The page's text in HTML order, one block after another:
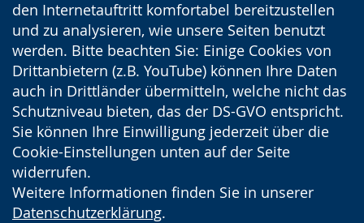
den Internetauftritt komfortabel bereitzustellen
und zu analysieren, wie unsere Seiten benutzt
werden. Bitte beachten Sie: Einige Cookies von
Drittanbietern (z.B. YouTube) können Ihre Daten
auch in Drittländer übermitteln, welche nicht das
Schutzniveau bieten, das der DS-GVO entspricht.
Sie können Ihre Einwilligung jederzeit über die
Cookie-Einstellungen unten auf der Seite
widerrufen.
Weitere Informationen finden Sie in unserer
Datenschutzerklärung.